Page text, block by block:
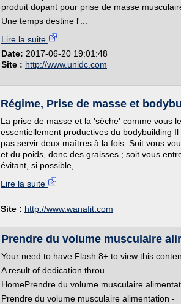
produit dopant pour prise de masse
Une temps destine l'...
Lire la suite
Date: 2017-06-20 19:01:48
Site : http://www.unidc.com
Régime, Prise de masse et
La prise de masse et la 'sèche' comme vous
essentiellement productives du bodybuilding
pas servir deux maîtres à la fois. Soit vous
et du poids, donc des graisses ; soit vous
évitant, si possible,...
Lire la suite
Site : http://www.wanafit.com
Prendre du volume musculaire
Your need to have Flash 8+ to view this
A result of dedication throu
HomePrendre du volume musculaire
Prendre du volume musculaire alimentation -